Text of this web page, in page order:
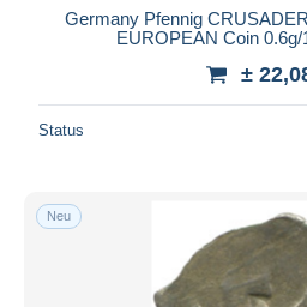
Germany Pfennig
EUROPEAN Coin
±
Status
Neu